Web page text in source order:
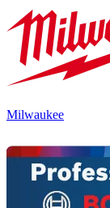
Milwaukee